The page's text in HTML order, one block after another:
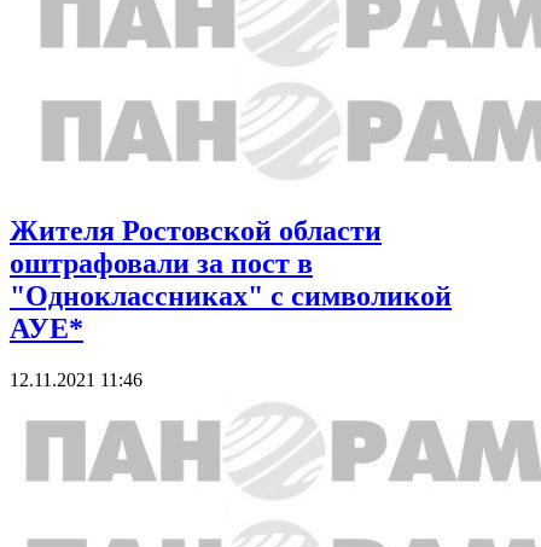
Жителя Ростовской области
оштрафовали за пост в
"Одноклассниках" с символикой
АУЕ*
12.11.2021 11:46